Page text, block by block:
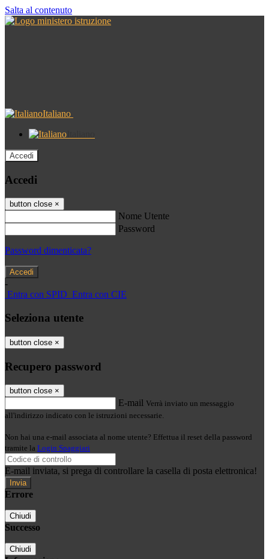
Salta al contenuto
Italiano
Accedi
Accedi
button close ×
Nome Utente
Password
Password dimenticata?
-
Entra con SPID Entra con CIE
Seleziona utente
button close ×
Recupero password
button close ×
E-mail Verrà inviato un messaggio
all'indirizzo indicato con le istruzioni necessarie.
Non hai una e-mail associata al nome utente? Effettua il reset della password
tramite la Login Spaggiari
E-mail inviata, si prega di controllare la casella di posta elettronica!
Errore
Chiudi
Successo
Chiudi